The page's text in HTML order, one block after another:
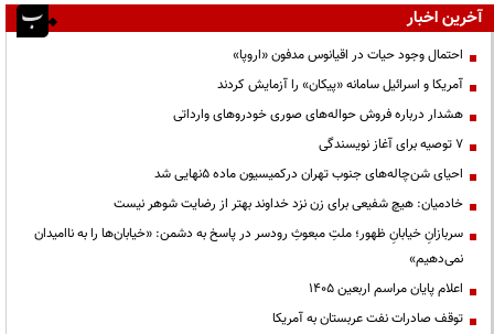
آخرین اخبار
احتمال وجود حیات در اقیانوس مدفون «اروپا»
آمریکا و اسرائیل سامانه «پیکان» را آزمایش کردند
هشدار درباره فروش حواله‌های صوری خودروهای وارداتی
۷ توصیه برای آغاز نویسندگی
احیای شن‌چاله‌های جنوب تهران درکمیسیون ماده ۵نهایی شد
خادمیان: هیچ شفیعی برای زن نزد خداوند بهتر از رضایت شوهر نیست
سربازانِ خیابانِ ظهور؛ ملتِ مبعوثِ رودسر در پاسخ به دشمن: «خیابان‌ها را به ناامیدان
نمی‌دهیم»
اعلام پایان مراسم اربعین ۱۴۰۵
توقف صادرات نفت عربستان به آمریکا